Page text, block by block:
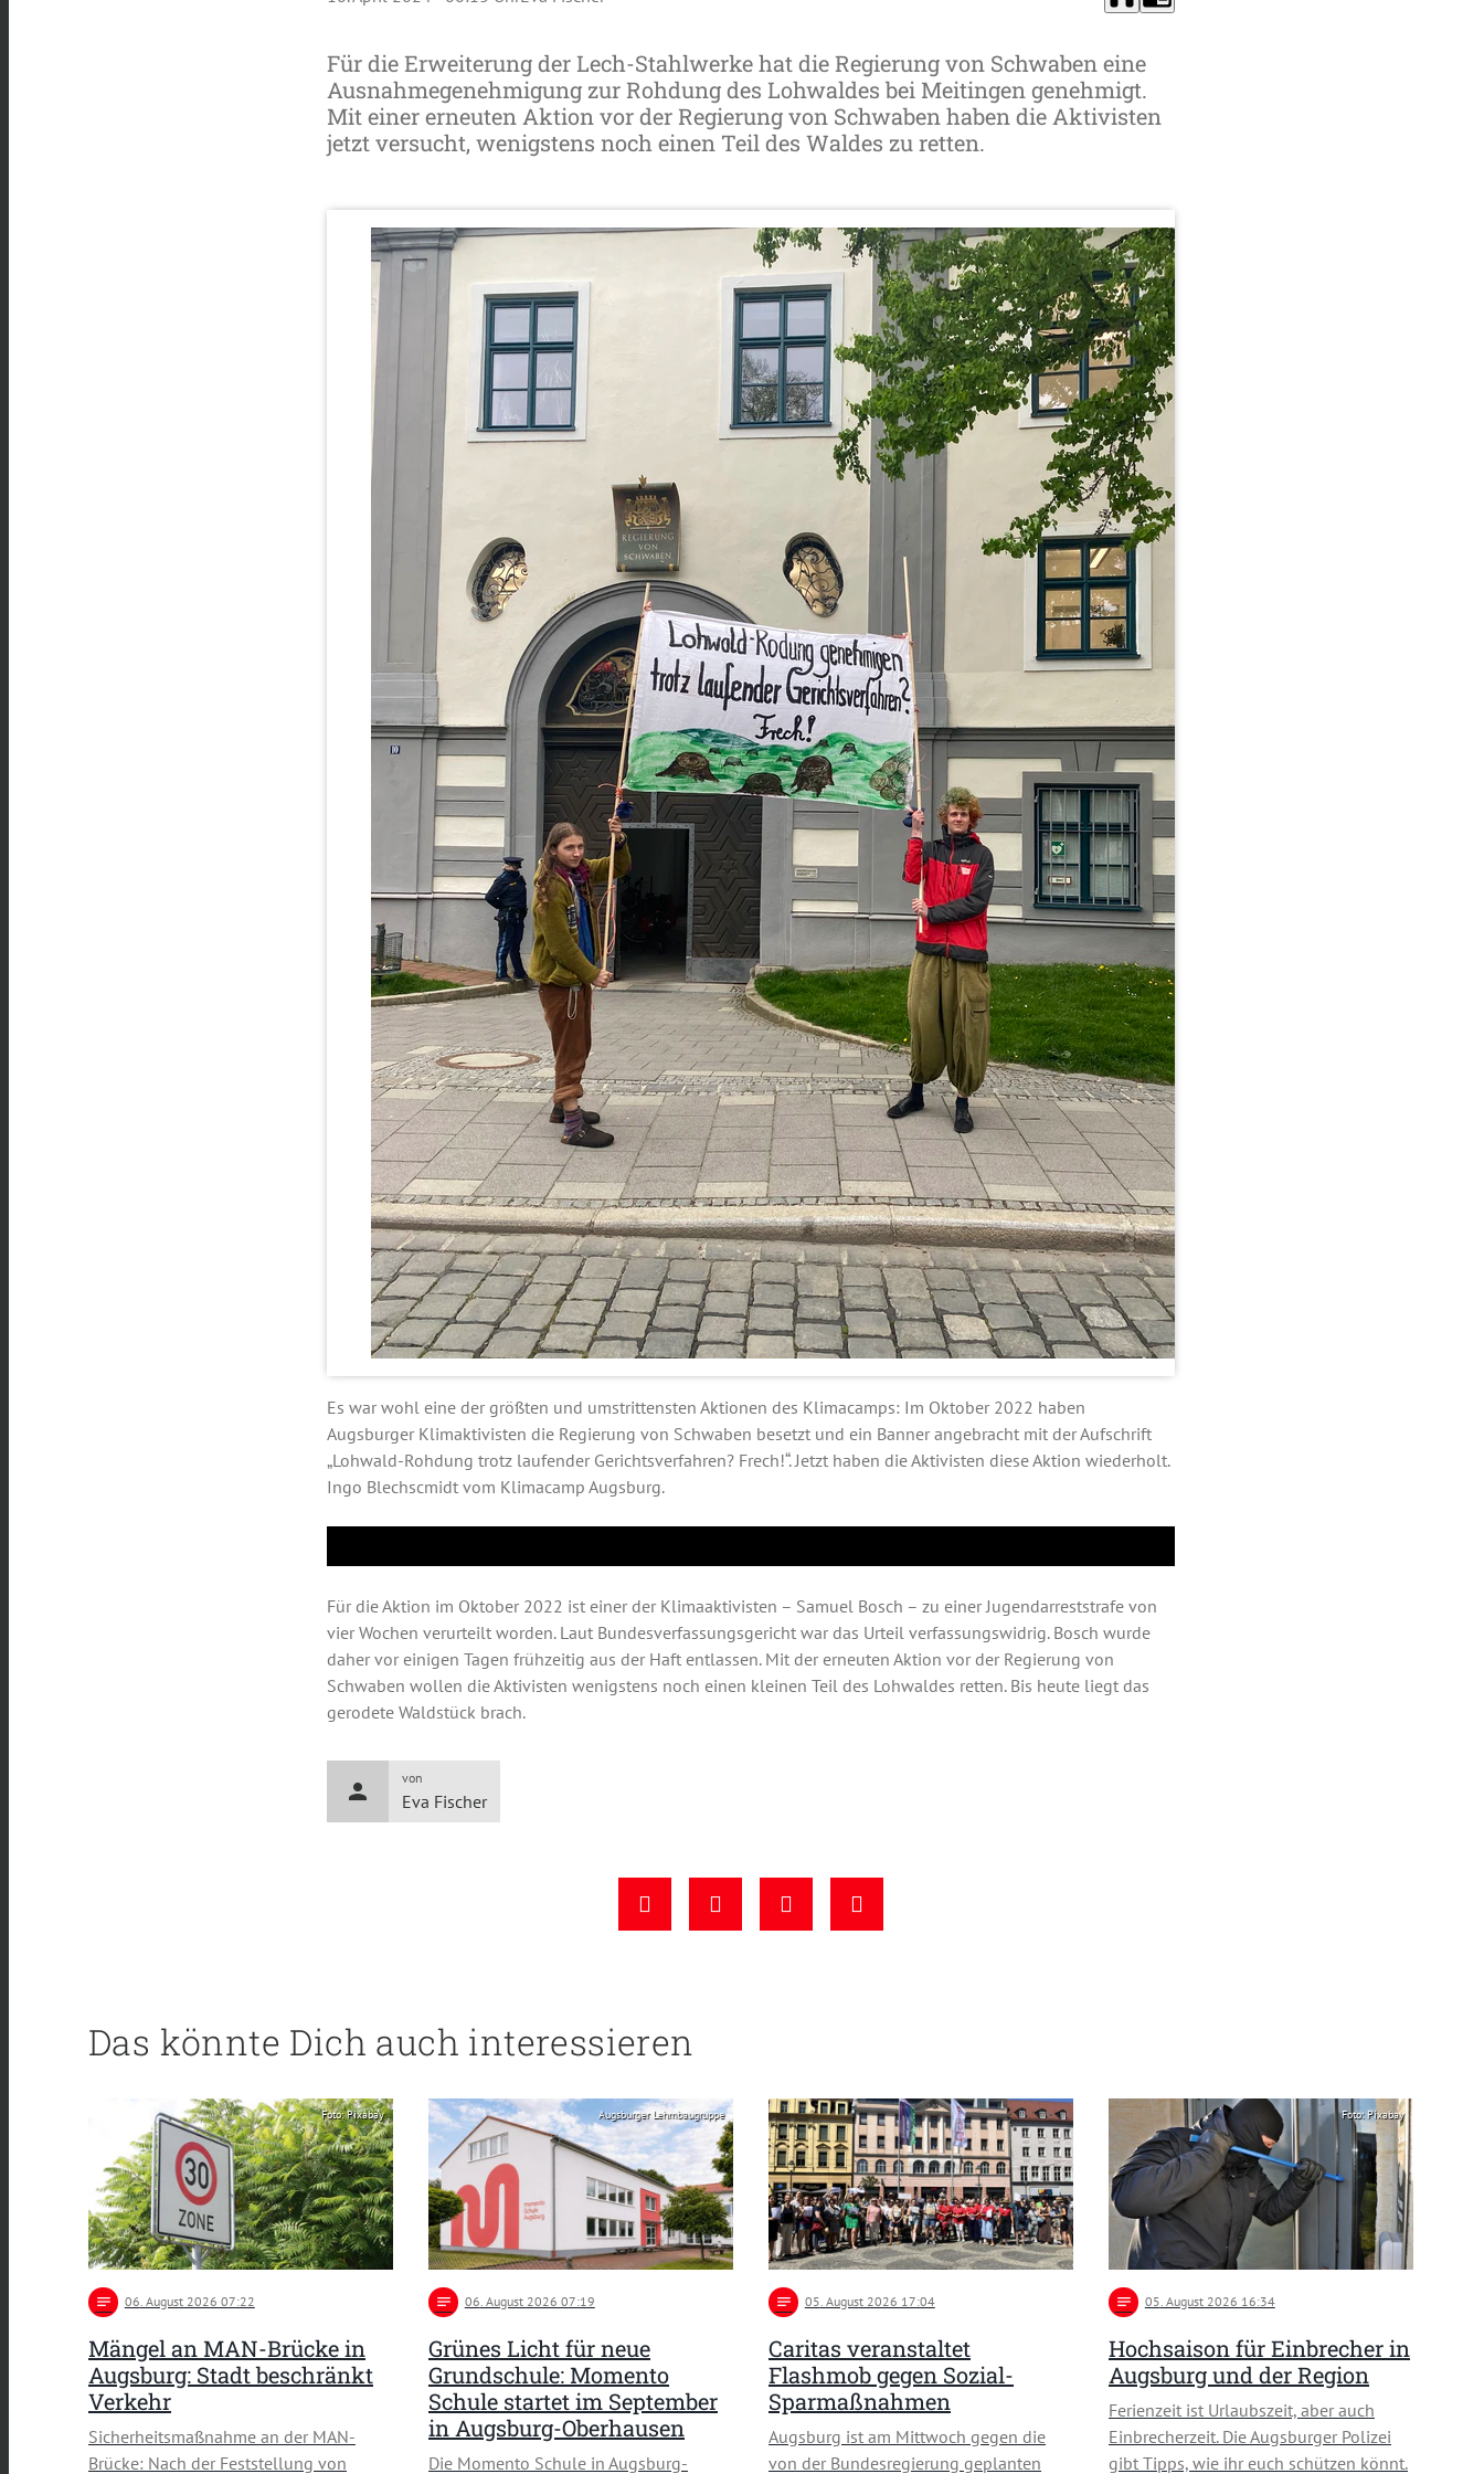
Für die Erweiterung der Lech-Stahlwerke hat die Regierung von Schwaben eine
Ausnahmegenehmigung zur Rohdung des Lohwaldes bei Meitingen genehmigt.
Mit einer erneuten Aktion vor der Regierung von Schwaben haben die Aktivisten
jetzt versucht, wenigstens noch einen Teil des Waldes zu retten.
Es war wohl eine der größten und umstrittensten Aktionen des Klimacamps: Im Oktober 2022 haben
Augsburger Klimaktivisten die Regierung von Schwaben besetzt und ein Banner angebracht mit der Aufschrift
„Lohwald-Rohdung trotz laufender Gerichtsverfahren? Frech!“. Jetzt haben die Aktivisten diese Aktion wiederholt.
Ingo Blechscmidt vom Klimacamp Augsburg.
Für die Aktion im Oktober 2022 ist einer der Klimaaktivisten – Samuel Bosch – zu einer Jugendarreststrafe von
vier Wochen verurteilt worden. Laut Bundesverfassungsgericht war das Urteil verfassungswidrig. Bosch wurde
daher vor einigen Tagen frühzeitig aus der Haft entlassen. Mit der erneuten Aktion vor der Regierung von
Schwaben wollen die Aktivisten wenigstens noch einen kleinen Teil des Lohwaldes retten. Bis heute liegt das
gerodete Waldstück brach.
person
von
Eva Fischer
Das könnte Dich auch interessieren
Foto: Pixabay
notes 06. August 2026 07:22
Mängel an MAN-Brücke in
Augsburg: Stadt beschränkt
Verkehr
Sicherheitsmaßnahme an der MAN-
Brücke: Nach der Feststellung von
Augsburger Lehmbaugruppe
notes 06. August 2026 07:19
Grünes Licht für neue
Grundschule: Momento
Schule startet im September
in Augsburg-Oberhausen
Die Momento Schule in Augsburg-
notes 05. August 2026 17:04
Caritas veranstaltet
Flashmob gegen Sozial-
Sparmaßnahmen
Augsburg ist am Mittwoch gegen die
von der Bundesregierung geplanten
Foto: Pixabay
notes 05. August 2026 16:34
Hochsaison für Einbrecher in
Augsburg und der Region
Ferienzeit ist Urlaubszeit, aber auch
Einbrecherzeit. Die Augsburger Polizei
gibt Tipps, wie ihr euch schützen könnt.